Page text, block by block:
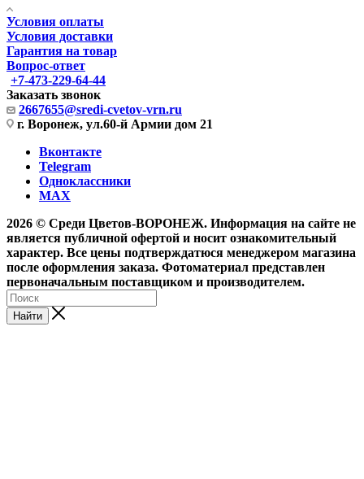
Условия оплаты
Условия доставки
Гарантия на товар
Вопрос-ответ
+7-473-229-64-44
Заказать звонок
2667655@sredi-cvetov-vrn.ru
г. Воронеж, ул.60-й Армии дом 21
Вконтакте
Telegram
Одноклассники
MAX
2026 © Среди Цветов-ВОРОНЕЖ. Информация на сайте не
является публичной офертой и носит ознакомительный
характер. Все цены подтверждатюся менеджером магазина
после оформления заказа. Фотоматериал представлен
первоначальным поставщиком и производителем.
Найти